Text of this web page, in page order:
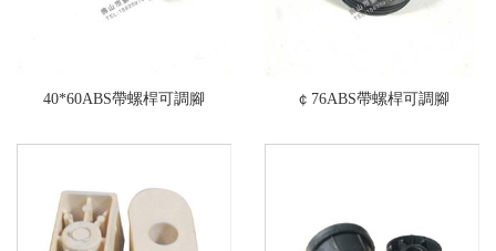
40*60ABS帶螺桿可調腳 ￠76ABS帶螺桿可調腳